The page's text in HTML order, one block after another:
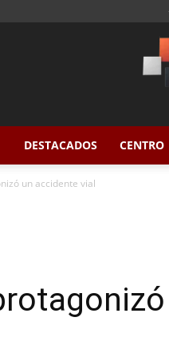
DESTACADOS CENTRO
un accidente vial